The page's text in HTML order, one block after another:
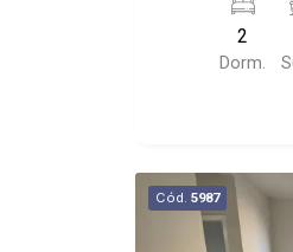
americana
serviço com armário; -
Quadra
Bella Città
Casa da Flor
Tosa, City
2
Dorm.
Cód. 5987